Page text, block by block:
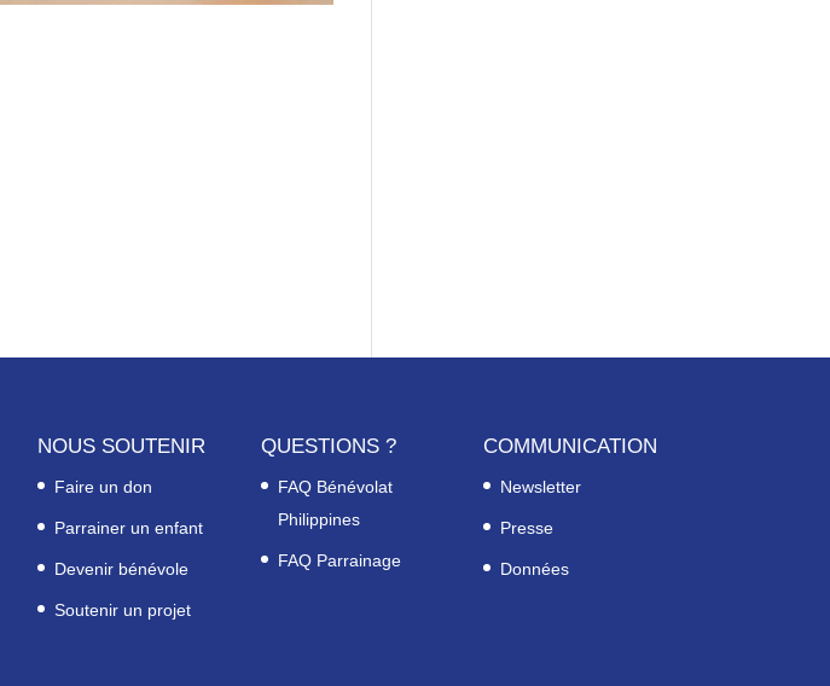
NOUS SOUTENIR
Faire un don
Parrainer un enfant
Devenir bénévole
Soutenir un projet
QUESTIONS ?
FAQ Bénévolat
Philippines
FAQ Parrainage
COMMUNICATION
Newsletter
Presse
Données